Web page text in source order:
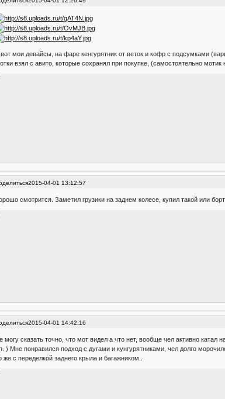
мои девайсы, на фаре кенгурятник от веток и кофр с подсумками
взял с авито, которые сохранял при покупке, (самостоятельно
2015-04-01 13:12:57
смотрится. Заметил грузики на заднем колесе, купил такой или
2015-04-01 14:42:16
могу сказать точно, что мот видел а что нет, вообще чел активно
) Мне понравился подход с дугами и кунгурятниками, чел долго
же с переделкой заднего крыла и багажником..